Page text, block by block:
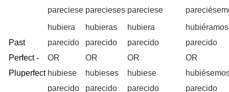
pareciese parecieses pareciese
Past
Perfect -
Pluperfect
hubiera
parecido
OR
hubiese
parecido
hubieras
parecido
OR
hubieses
parecido
hubiera
parecido
OR
hubiese
parecido
hubiéramos
parecido
OR
parecido